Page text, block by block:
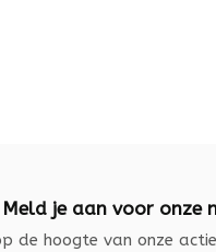
je aan voor onze
de hoogte van onze